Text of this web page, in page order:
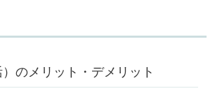
のメリット・デメリット